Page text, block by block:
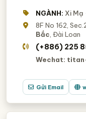
NGÀNH: Xi Mạ
8F No 162,
Bắc , Đài Loan
(+886) 225
Wechat:
Gửi Email